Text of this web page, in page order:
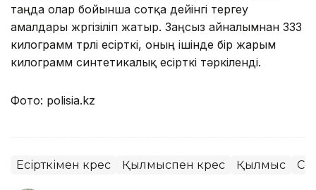
таңда олар бойынша сотқа дейінгі тергеу
амалдары жүргізіліп жатыр. Заңсыз айналымнан 333
килограмм түрлі есірткі, оның ішінде бір жарым
килограмм синтетикалық есірткі тәркіленді.
Фото: polisia.kz
Есірткімен күрес Қылмыспен күрес Қылмыс